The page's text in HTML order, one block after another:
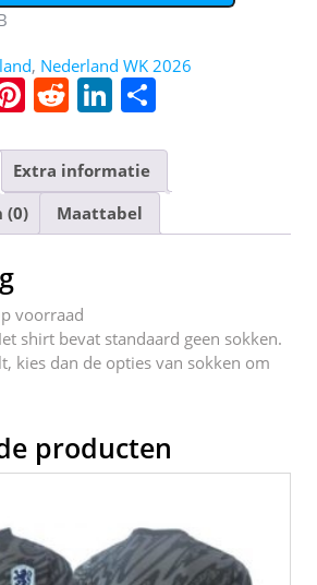
, Nederland WK 2026
Pi
er
e
st
R
d
di
t
Li
k
e
dI
e
n
Extra informatie
(0)
Maattabel
voorraad
shirt bevat standaard geen sokken.
kies dan de opties van sokken om
producten